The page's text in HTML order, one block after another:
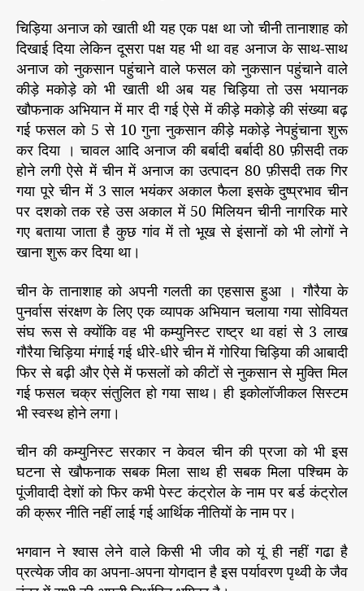
चिड़िया अनाज को खाती थी यह एक पक्ष था जो चीनी तानाशाह को
दिखाई दिया लेकिन दूसरा पक्ष यह भी था वह अनाज के साथ-साथ
अनाज को नुकसान पहुंचाने वाले फसल को नुकसान पहुंचाने वाले
कीड़े मकोड़े को भी खाती थी अब यह चिड़िया तो उस भयानक
खौफनाक अभियान में मार दी गई ऐसे में कीड़े मकोड़े की संख्या बढ़
गई फसल को 5 से 10 गुना नुकसान कीड़े मकोड़े नेपहुंचाना शुरू
कर दिया । चावल आदि अनाज की बर्बादी बर्बादी 80 फ़ीसदी तक
होने लगी ऐसे में चीन में अनाज का उत्पादन 80 फ़ीसदी तक गिर
गया पूरे चीन में 3 साल भयंकर अकाल फैला इसके दुष्प्रभाव चीन
पर दशको तक रहे उस अकाल में 50 मिलियन चीनी नागरिक मारे
गए बताया जाता है कुछ गांव में तो भूख से इंसानों को भी लोगों ने
खाना शुरू कर दिया था।
चीन के तानाशाह को अपनी गलती का एहसास हुआ । गौरैया के
पुनर्वास संरक्षण के लिए एक व्यापक अभियान चलाया गया सोवियत
संघ रूस से क्योंकि वह भी कम्युनिस्ट राष्ट्र था वहां से 3 लाख
गौरैया चिड़िया मंगाई गई धीरे-धीरे चीन में गोरिया चिड़िया की आबादी
फिर से बढ़ी और ऐसे में फसलों को कीटों से नुकसान से मुक्ति मिल
गई फसल चक्र संतुलित हो गया साथ। ही इकोलॉजीकल सिस्टम
भी स्वस्थ होने लगा।
चीन की कम्युनिस्ट सरकार न केवल चीन की प्रजा को भी इस
घटना से खौफनाक सबक मिला साथ ही सबक मिला पश्चिम के
पूंजीवादी देशों को फिर कभी पेस्ट कंट्रोल के नाम पर बर्ड कंट्रोल
की क्रूर नीति नहीं लाई गई आर्थिक नीतियों के नाम पर।
भगवान ने श्वास लेने वाले किसी भी जीव को यूं ही नहीं गढा है
प्रत्येक जीव का अपना-अपना योगदान है इस पर्यावरण पृथ्वी के जैव